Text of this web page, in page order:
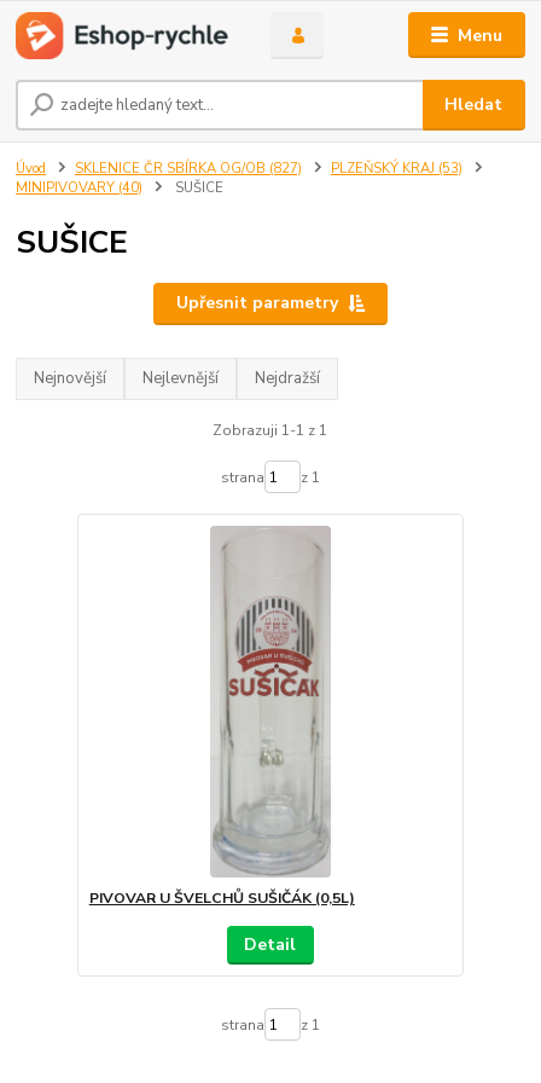
Menu
Hledat
Úvod SKLENICE ČR SBÍRKA OG/OB (827)
PLZEŇSKÝ KRAJ (53)
MINIPIVOVARY (40)
SUŠICE
SUŠICE
Upřesnit parametry
Nejnovější Nejlevnější Nejdražší
Zobrazuji 1-1 z 1
strana z 1
PIVOVAR U ŠVELCHŮ SUŠIČÁK (0,5L)
Detail
strana z 1